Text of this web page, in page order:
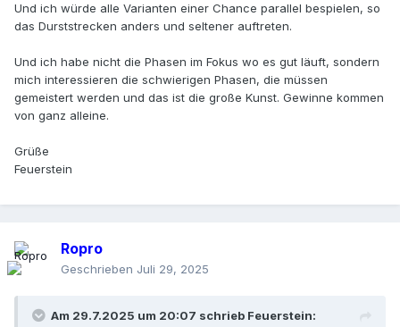
Und ich würde alle Varianten einer Chance parallel bespielen, so
das Durststrecken anders und seltener auftreten.
Und ich habe nicht die Phasen im Fokus wo es gut läuft, sondern
mich interessieren die schwierigen Phasen, die müssen
gemeistert werden und das ist die große Kunst. Gewinne kommen
von ganz alleine.
Grüße
Feuerstein
Ropro
Geschrieben Juli 29, 2025
Am 29.7.2025 um 20:07 schrieb Feuerstein: